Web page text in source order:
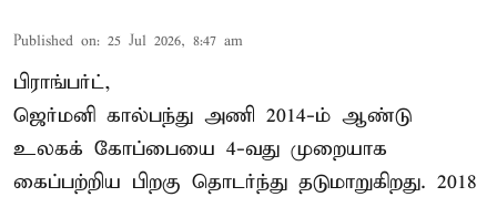
Published on: 25 Jul 2026, 8:47 am
பிராங்பர்ட்,
ஜெர்மனி கால்பந்து அணி 2014-ம் ஆண்டு
உலகக் கோப்பையை 4-வது முறையாக
கைப்பற்றிய பிறகு தொடர்ந்து தடுமாறுகிறது. 2018